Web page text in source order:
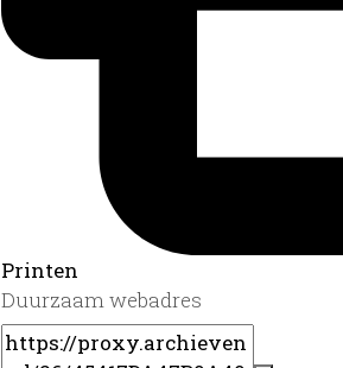
Printen
Duurzaam webadres